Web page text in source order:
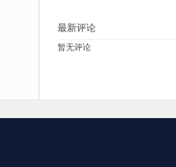
最新评论
暂无评论